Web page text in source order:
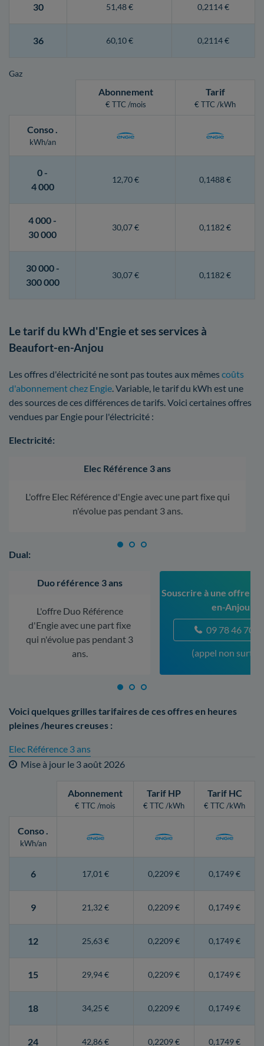
30 51,48 € 0,2114 €
36 60,10 € 0,2114 €
Gaz
Abonnement
€ TTC /mois
Tarif
€ TTC /kWh
Conso.
kWh/an
0 -
4 000
12,70 € 0,1488 €
4 000 -
30 000
30,07 € 0,1182 €
30 000 -
300 000
30,07 € 0,1182 €
Le tarif du kWh d'Engie et ses services à
Beaufort-en-Anjou
Les offres d'électricité ne sont pas toutes aux mêmes coûts
d'abonnement chez Engie. Variable, le tarif du kWh est une
des sources de ces différences de tarifs. Voici certaines offres
vendues par Engie pour l'électricité :
Electricité:
Elec Référence 3 ans
L'offre Elec Référence d'Engie avec une part fixe qui
n'évolue pas pendant 3 ans.
Dual:
Duo référence 3 ans
L'offre Duo Référence
d'Engie avec une part fixe
qui n'évolue pas pendant 3
ans.
Souscrire à une offre à
en-Anjou
09 78 46 70
(appel non
Voici quelques grilles tarifaires de ces offres en heures
pleines /heures creuses :
Elec Référence 3 ans
Mise à jour le 3 août 2026
Abonnement
€ TTC /mois
Tarif HP
€ TTC /kWh
Tarif HC
€ TTC /kWh
Conso.
kWh/an
6 17,01 € 0,2209 € 0,1749 €
9 21,32 € 0,2209 € 0,1749 €
12 25,63 € 0,2209 € 0,1749 €
15 29,94 € 0,2209 € 0,1749 €
18 34,25 € 0,2209 € 0,1749 €
24 42,86 € 0,2209 € 0,1749 €